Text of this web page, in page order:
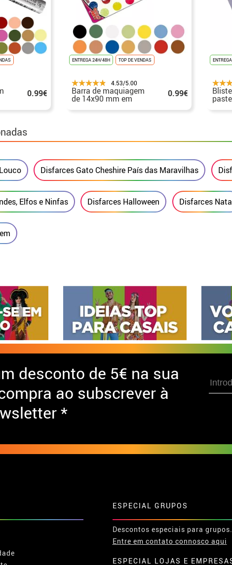
0.99€
ENTREGA 24H/48H TOP DE VENDAS
4.53/5.00
Barra de maquiagem
de 14x90 mm em 0.99€
Disfarces Gato Cheshire País das Maravilhas
Elfos e Ninfas Disfarces Halloween Disfarces
desconto de 5€ na sua
ao subscrever à
*
ESPECIAL GRUPOS
Descontos especiais para grupos.
Entre em contato connosco aqui
ESPECIAL LOJAS E